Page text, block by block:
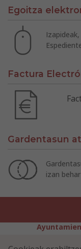
Egoitza
Factura
Gardentasun
izan